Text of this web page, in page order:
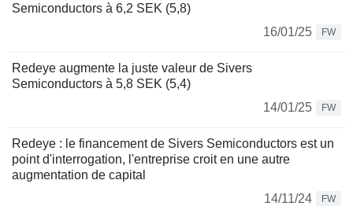
Semiconductors à 6,2 SEK (5,8)
16/01/25
FW
Redeye augmente la juste valeur de Sivers
Semiconductors à 5,8 SEK (5,4)
14/01/25
FW
Redeye : le financement de Sivers Semiconductors est un
point d'interrogation, l'entreprise croit en une autre
augmentation de capital
14/11/24
FW